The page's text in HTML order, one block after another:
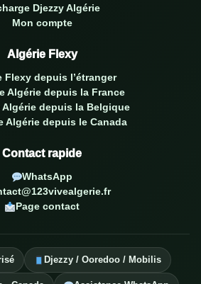
Djezzy Algérie
Mon compte
Algérie Flexy
Flexy depuis l’étranger
Algérie depuis la France
Algérie depuis la Belgique
Algérie depuis le Canada
Contact rapide
WhatsApp
Page contact
Djezzy / Ooredoo / Mobilis